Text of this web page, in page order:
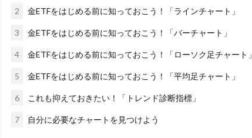
2 金ETFをはじめる前に知っておこう！「ラインチャート」
3 金ETFをはじめる前に知っておこう！「バーチャート」
4 金ETFをはじめる前に知っておこう！「ローソク足チャート」
5 金ETFをはじめる前に知っておこう！「平均足チャート」
6 これも抑えておきたい！「トレンド診断指標」
7 自分に必要なチャートを見つけよう